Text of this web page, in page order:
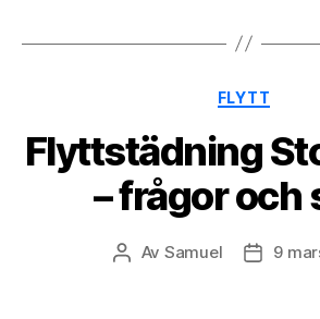
FLYTT
Flyttstädning
– frågor och
Inläggsförfattare
Av Samuel 9